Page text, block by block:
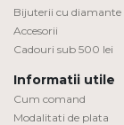
Bijuterii cu diamante
Accesorii
Cadouri sub 500 lei
Informatii utile
Cum comand
Modalitati de plata